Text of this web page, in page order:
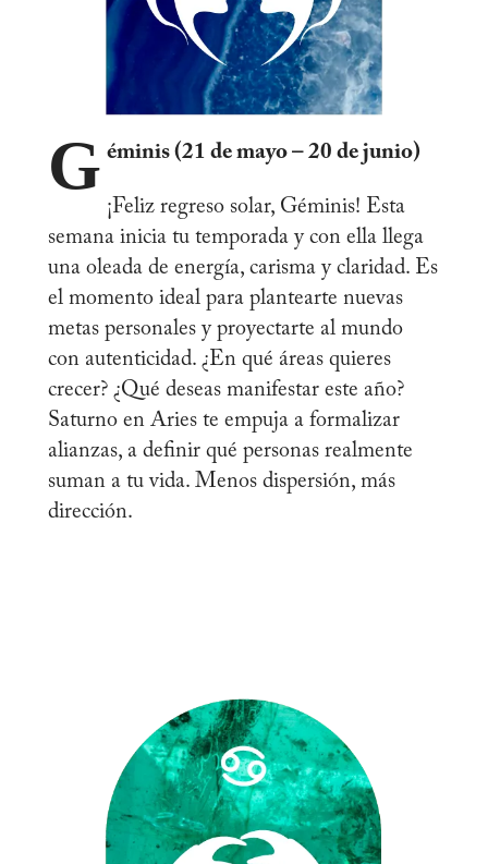
G éminis (21 de mayo – 20 de junio)
¡Feliz regreso solar, Géminis! Esta
semana inicia tu temporada y con ella llega
una oleada de energía, carisma y claridad. Es
el momento ideal para plantearte nuevas
metas personales y proyectarte al mundo
con autenticidad. ¿En qué áreas quieres
crecer? ¿Qué deseas manifestar este año?
Saturno en Aries te empuja a formalizar
alianzas, a definir qué personas realmente
suman a tu vida. Menos dispersión, más
dirección.